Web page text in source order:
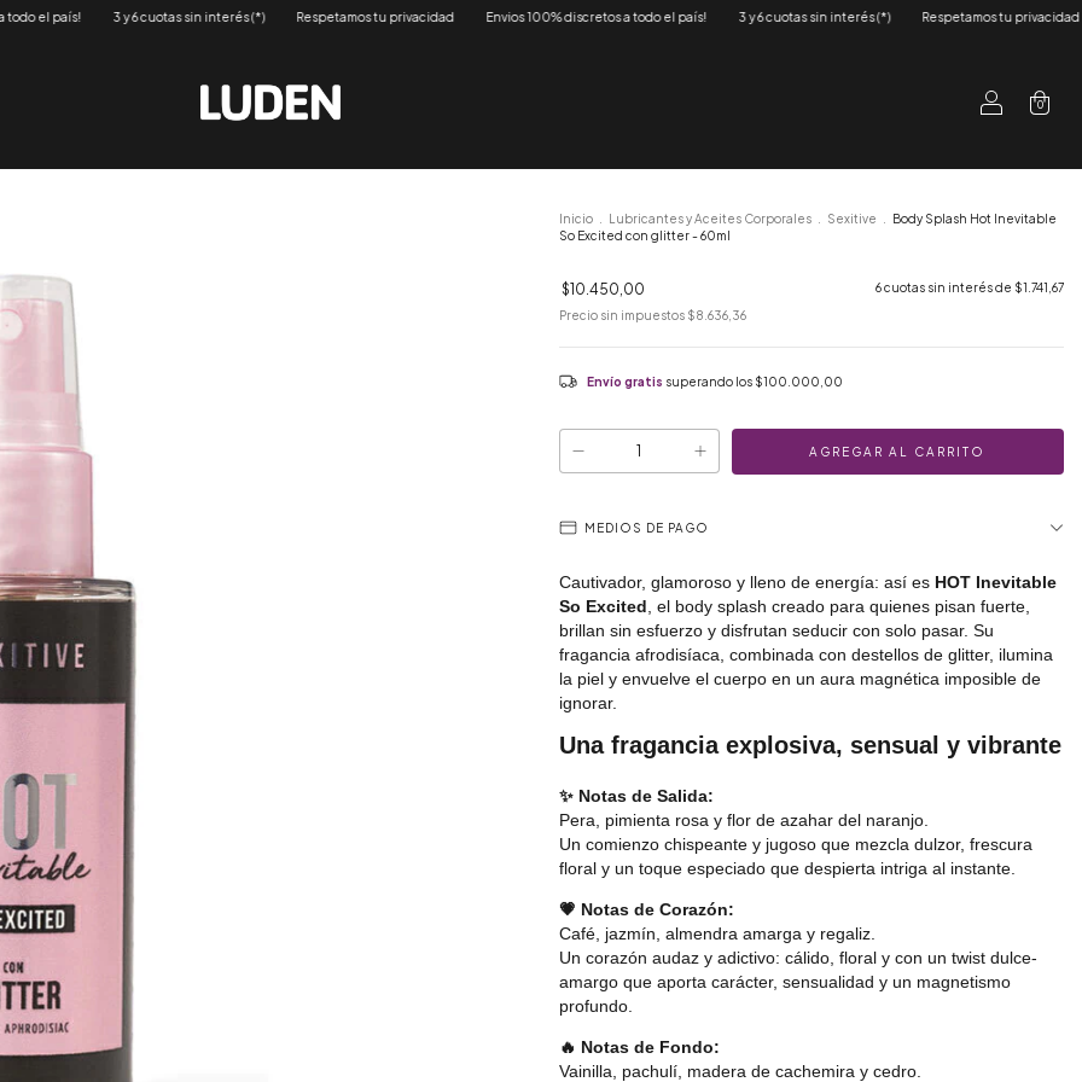
sin interés (*) Respetamos tu privacidad Envios 100% discretos a todo el país! 3 y 6 cuotas sin interés (*) Respetamos tu privacidad Envios 100%
0
Inicio Lubricantes y Aceites Corporales Sexitive
Body Splash Hot Inevitable
So Excited con glitter - 60ml
$10.450,00 6cuotas sin interés de $1.741,67
Precio sin impuestos $8.636,36
Envío gratis superando los $100.000,00
MEDIOS DE PAGO
Cautivador, glamoroso y lleno de energía: así es HOT Inevitable
So Excited , el body splash creado para quienes pisan fuerte,
brillan sin esfuerzo y disfrutan seducir con solo pasar. Su
fragancia afrodisíaca, combinada con destellos de glitter, ilumina
la piel y envuelve el cuerpo en un aura magnética imposible de
ignorar.
Una fragancia explosiva, sensual y vibrante
✨ Notas de Salida:
Pera, pimienta rosa y flor de azahar del naranjo.
Un comienzo chispeante y jugoso que mezcla dulzor, frescura
floral y un toque especiado que despierta intriga al instante.
💗 Notas de Corazón:
Café, jazmín, almendra amarga y regaliz.
Un corazón audaz y adictivo: cálido, floral y con un twist dulce-
amargo que aporta carácter, sensualidad y un magnetismo
profundo.
🔥 Notas de Fondo:
Vainilla, pachulí, madera de cachemira y cedro.